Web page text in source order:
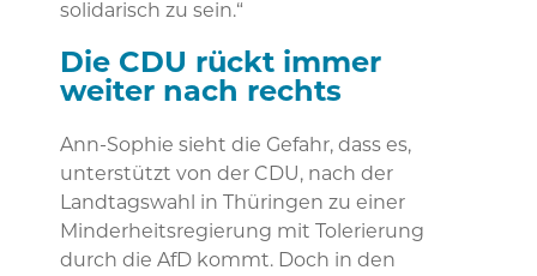
solidarisch zu sein.“
Die CDU rückt immer
weiter nach rechts
Ann-Sophie sieht die Gefahr, dass es,
unterstützt von der CDU, nach der
Landtagswahl in Thüringen zu einer
Minderheitsregierung mit Tolerierung
durch die AfD kommt. Doch in den